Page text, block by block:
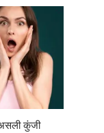
कुंजी